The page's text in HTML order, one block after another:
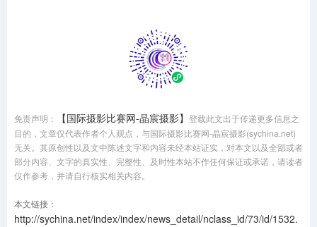
免责声明： 【国际摄影比赛网-晶宸摄影】 登载此文出于传递更多信息之
目的，文章仅代表作者个人观点，与国际摄影比赛网-晶宸摄影(sychina.net)
无关。其原创性以及文中陈述文字和内容未经本站证实，对本文以及全部或者
部分内容、文字的真实性、完整性、及时性本站不作任何保证或承诺，请读者
仅作参考，并请自行核实相关内容。
本文链接：
http://sychina.net/index/index/news_detail/nclass_id/73/id/1532.